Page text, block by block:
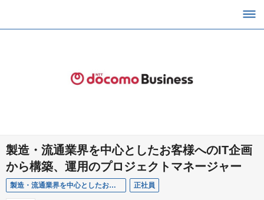
製造・流通業界を中心としたお客様へのIT企画
から構築、運用のプロジェクトマネージャー
製造・流通業界を中心としたお客様へのIT企画から構築、運用のプロジェクトマネージャー 正社員